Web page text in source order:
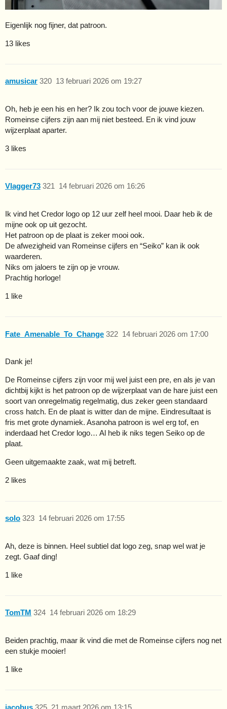
Eigenlijk nog fijner, dat patroon.
13 likes
amusicar 13 februari 2026 om 19:27
320
Oh, heb je een his en her? Ik zou toch voor de jouwe kiezen.
Romeinse cijfers zijn aan mij niet besteed. En ik vind jouw
wijzerplaat aparter.
3 likes
Vlagger73 14 februari 2026 om 16:26
321
Ik vind het Credor logo op 12 uur zelf heel mooi. Daar heb ik de
mijne ook op uit gezocht.
Het patroon op de plaat is zeker mooi ook.
De afwezigheid van Romeinse cijfers en “Seiko” kan ik ook
waarderen.
Niks om jaloers te zijn op je vrouw.
Prachtig horloge!
1 like
Fate_Amenable_To_Change 14 februari 2026 om 17:00
322
Dank je!
De Romeinse cijfers zijn voor mij wel juist een pre, en als je van
dichtbij kijkt is het patroon op de wijzerplaat van de hare juist een
soort van onregelmatig regelmatig, dus zeker geen standaard
cross hatch. En de plaat is witter dan de mijne. Eindresultaat is
fris met grote dynamiek. Asanoha patroon is wel erg tof, en
inderdaad het Credor logo… Al heb ik niks tegen Seiko op de
plaat.
Geen uitgemaakte zaak, wat mij betreft.
2 likes
solo 14 februari 2026 om 17:55
323
Ah, deze is binnen. Heel subtiel dat logo zeg, snap wel wat je
zegt. Gaaf ding!
1 like
TomTM 14 februari 2026 om 18:29
324
Beiden prachtig, maar ik vind die met de Romeinse cijfers nog net
een stukje mooier!
1 like
jacobus 21 maart 2026 om 13:15
325